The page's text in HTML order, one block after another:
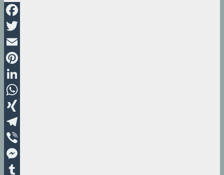
Facebook
Twitter
Email
Pinterest
LinkedIn
WhatsApp
XING
Telegram
Viber
Messenger